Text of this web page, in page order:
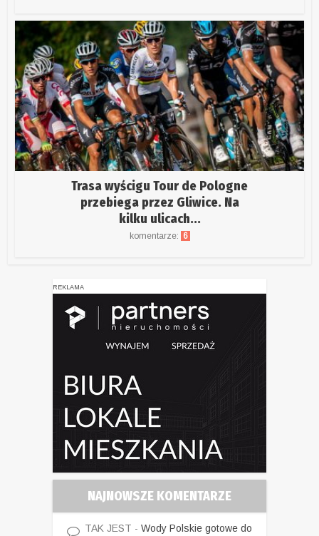
Trasa wyścigu Tour de Pologne
przebiega przez Gliwice. Na
kilku ulicach...
komentarze: 6
REKLAMA
NAJNOWSZE KOMENTARZE
TAK JEST - Wody Polskie gotowe do